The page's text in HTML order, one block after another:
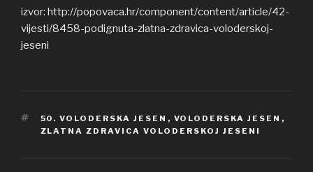
izvor: http://popovaca.hr/component/content/article/42-
vijesti/8458-podignuta-zlatna-zdravica-voloderskoj-
jeseni
OZNAKE
50. VOLODERSKA JESEN , VOLODERSKA JESEN ,
ZLATNA ZDRAVICA VOLODERSKOJ JESENI